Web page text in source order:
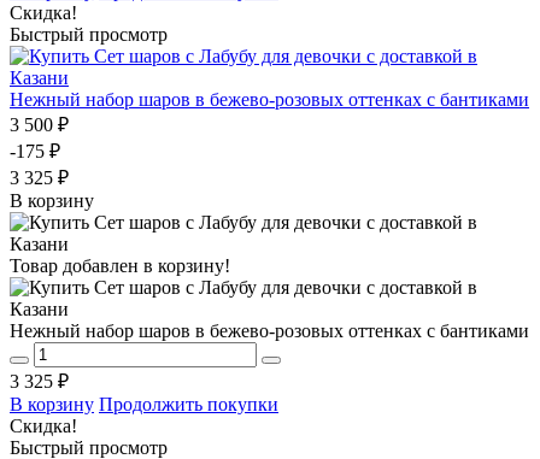
Скидка!
Быстрый просмотр
Нежный набор шаров в бежево-розовых оттенках с бантиками
3 500 ₽
-175 ₽
3 325 ₽
В корзину
Товар добавлен в корзину!
Нежный набор шаров в бежево-розовых оттенках с бантиками
3 325 ₽
В корзину Продолжить покупки
Скидка!
Быстрый просмотр